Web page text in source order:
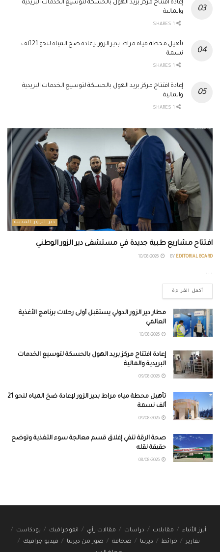
إعادة افتتاح مركز بريد الهول بالحسكة لتوسيع الخدمات البريدية
والمالية
تأهيل محطة مياه مراط بدير الزور لإعادة ضخ المياه لنحو 21 ألف
نسمة
إعادة افتتاح مركز بريد الهول بالحسكة لتوسيع الخدمات البريدية
والمالية
دير الزور المدينة
افتتاح مشاريع طبية جديدة في مستشفى دير الزور الوطني
BY EDITORIAL BOARD
...
أكمل القراءة
مطار دير الزور الدولي يستقبل أولى رحلات برنامج الأغذية
العالمي
إعادة افتتاح مركز بريد الهول بالحسكة لتوسيع الخدمات
البريدية والمالية
تأهيل محطة مياه مراط بدير الزور لإعادة ضخ المياه لنحو 21
ألف نسمة
صحة الرقة تنفي إغلاق قسم معالجة سوء التغذية وتوضح
حقيقة نقله
أبرز الأنباء مقابلات دراسات مقالات رأي انفوجرافيك
بودكاست
تقارير
خرائط ديرتنا صحافة صور من ديرتنا
فيديو جرافيك